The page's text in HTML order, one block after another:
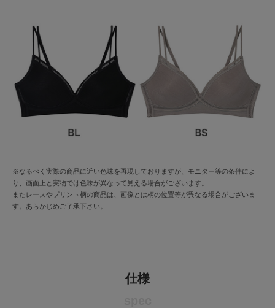
※なるべく実際の商品に近い色味を再現しておりますが、モニター等の条件によ
り、画面上と実物では色味が異なって見える場合がございます。
またレースやプリント柄の商品は、画像とは柄の位置等が異なる場合がございま
す。あらかじめご了承下さい。
仕様